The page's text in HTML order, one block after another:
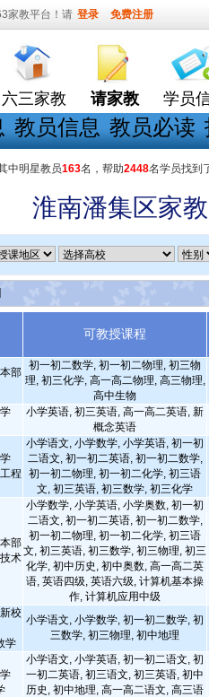
家教平台！请 登录 免费注册
六三家教 请家教 学员
教员信息 教员必读
中明星教员163名，帮助2448名学员找到
淮南潘集区家
可教授课程
部
初一初二数学, 初一初二物理, 初三物
理, 初三化学, 高一高二物理, 高三物理,
高中生物
小学英语, 初三英语, 高一高二英语, 新
概念英语
程
小学语文, 小学数学, 小学英语, 初一初
二语文, 初一初二英语, 初一初二数学,
初一初二物理, 初一初二化学, 初三语
文, 初三英语, 初三数学, 初三化学
部
术
小学数学, 小学英语, 小学奥数, 初一初
二语文, 初一初二英语, 初一初二数学,
初一初二物理, 初一初二化学, 初三语
文, 初三英语, 初三数学, 初三物理, 初三
化学, 初中历史, 初中奥数, 高一高二英
语, 英语四级, 英语六级, 计算机基本操
作, 计算机应用中级
校
学
小学语文, 小学数学, 初一初二数学, 初
三数学, 初三物理, 初中地理
小学语文, 小学英语, 初一初二语文, 初
一初二英语, 初三语文, 初三英语, 初中
历史, 初中地理, 高一高二语文, 高三语